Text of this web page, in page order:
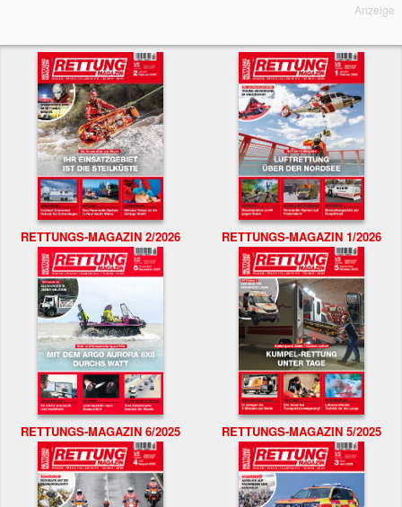
Anzeige
RETTUNGS-MAGAZIN 2/2026 RETTUNGS-MAGAZIN 1/2026
RETTUNGS-MAGAZIN 6/2025 RETTUNGS-MAGAZIN 5/2025